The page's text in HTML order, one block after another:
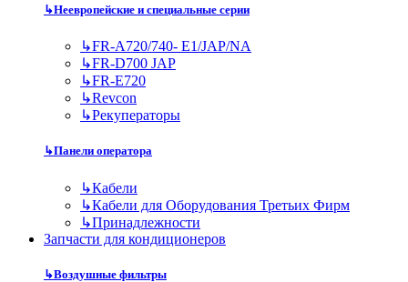
↳Неевропейские и специальные серии
↳FR-A720/740- E1/JAP/NA
↳FR-D700 JAP
↳FR-E720
↳Revcon
↳Рекуператоры
↳Панели оператора
↳Кабели
↳Кабели для Оборудования Третьих Фирм
↳Принадлежности
Запчасти для кондиционеров
↳Воздушные фильтры